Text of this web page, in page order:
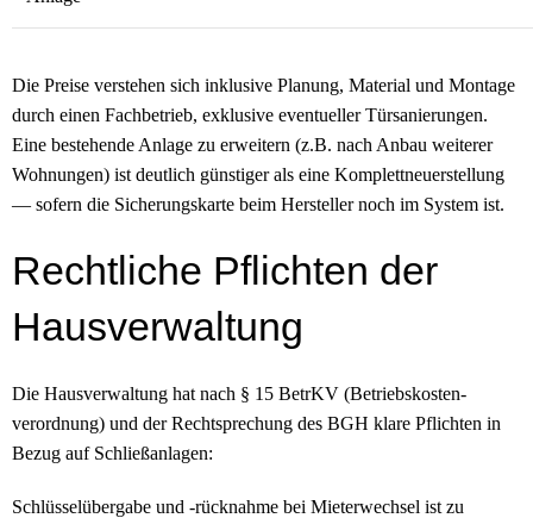
Die Preise verstehen sich inklusive Planung, Material und Montage
durch einen Fachbetrieb, exklusive eventueller Tür­sanierungen.
Eine bestehende Anlage zu erweitern (z.B. nach Anbau weiterer
Wohnungen) ist deutlich günstiger als eine Komplett­neuerstellung
— sofern die Sicherungs­karte beim Hersteller noch im System ist.
Rechtliche Pflichten der
Hausverwaltung
Die Hausverwaltung hat nach § 15 BetrKV (Betriebskosten­
verordnung) und der Recht­sprechung des BGH klare Pflichten in
Bezug auf Schließ­anlagen:
Schlüssel­übergabe und -rück­nahme bei Mieterwechsel ist zu